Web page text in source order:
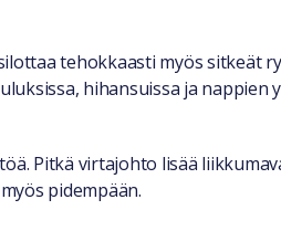
tehokkaasti myös sitkeät
hihansuissa ja nappien
Pitkä virtajohto lisää
pidempään.